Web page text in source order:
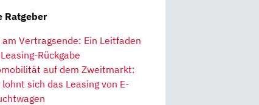
Ratgeber
am Vertragsende: Ein Leitfaden
Rückgabe
auf dem Zweitmarkt:
sich das Leasing von E-